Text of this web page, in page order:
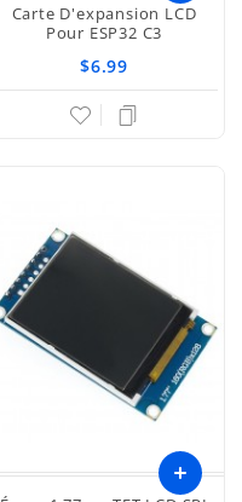
Carte D'expansion LCD
Pour ESP32 C3
$6.99
Ajouter